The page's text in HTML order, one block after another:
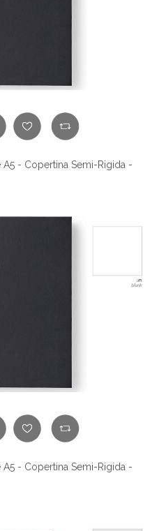
- Copertina Semi-Rigida -
- Copertina Semi-Rigida -